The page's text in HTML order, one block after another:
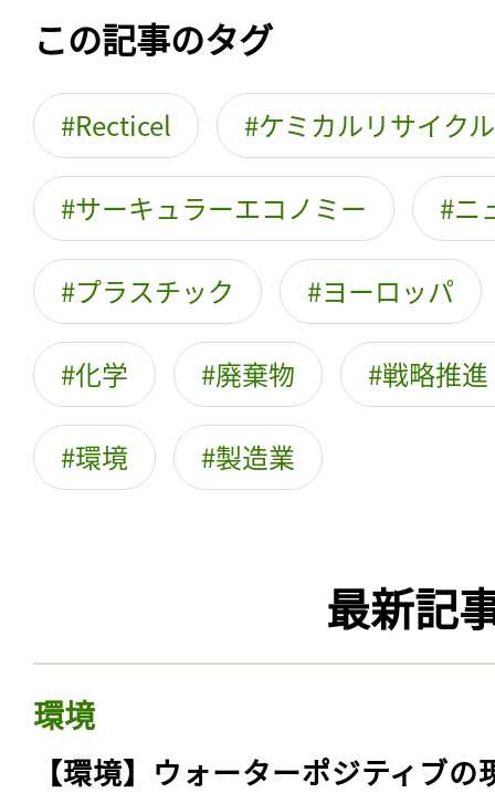
この記事のタグ
Recticel ケミカルリサイクル
サーキュラーエコノミー ニ
プラスチック ヨーロッパ
化学 廃棄物 戦略推
環境 製造業
最新記
環境
【環境】ウォーターポジティブの